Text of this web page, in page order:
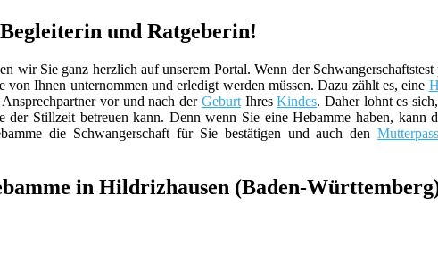
und Ratgeberin!
wir Sie ganz herzlich auf unserem Portal. Wenn der
Ihnen unternommen und erledigt werden müssen. Dazu zählt es, eine
vor und nach der GeburtIhresKindes. Daher lohnt es
Stillzeit betreuen kann. Denn wenn Sie eine Hebamme haben, kann
die Schwangerschaft für Sie bestätigen und auch den
in Hildrizhausen (Baden-